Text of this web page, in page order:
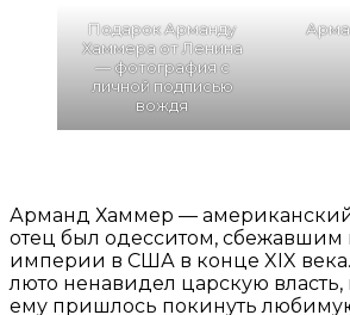
Подарок Арманду
Хаммера от Ленина
— фотография с
личной подписью
вождя
Арманд Хаммер —
отец был одесситом, сбежавшим
империи в США в конце XIX
люто ненавидел царскую власть,
ему пришлось покинуть